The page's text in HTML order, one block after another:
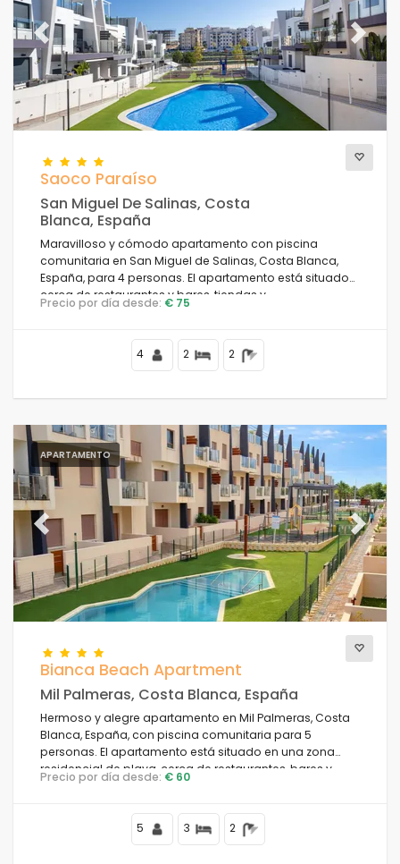
Previous Next
Saoco Paraíso
San Miguel De Salinas, Costa
Blanca, España
Maravilloso y cómodo apartamento con piscina
comunitaria en San Miguel de Salinas, Costa Blanca,
España, para 4 personas. El apartamento está situado
cerca de restaurantes y bares, tiendas y
supermercados.
Precio por día desde: € 75
4 2 2
APARTAMENTO
Previous Next
Bianca Beach Apartment
Mil Palmeras, Costa Blanca, España
Hermoso y alegre apartamento en Mil Palmeras, Costa
Blanca, España, con piscina comunitaria para 5
personas. El apartamento está situado en una zona
residencial de playa, cerca de restaurantes, bares y
tiendas, y se encuentra a 200 m de la playa.
Precio por día desde: € 60
5 3 2